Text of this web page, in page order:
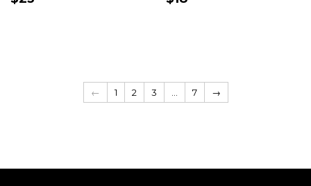
← 1 2 3 7 →